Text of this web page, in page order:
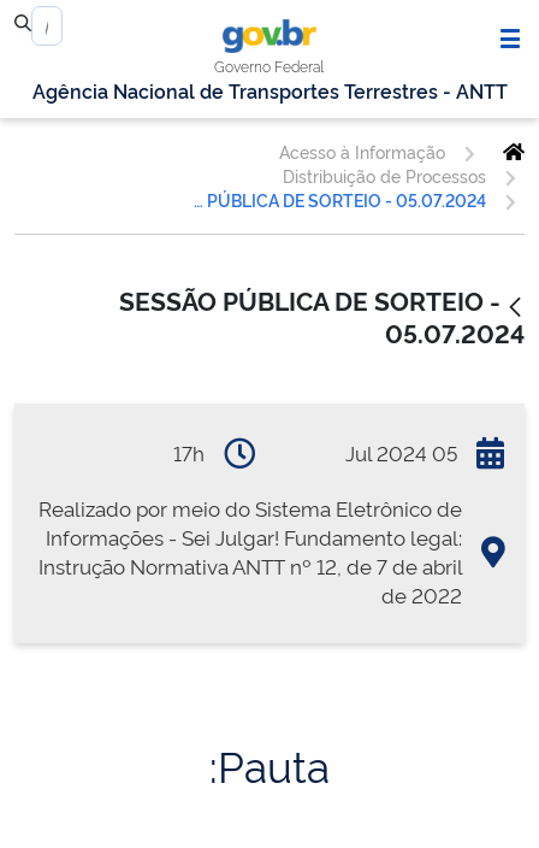
Governo Federal
Agência Nacional de Transportes Terrestres - ANTT
Acesso à Informação
Distribuição de Processos
SESSÃO PÚBLICA DE SORTEIO - 05.07.2024
SESSÃO PÚBLICA DE SORTEIO -
05.07.2024
05 Jul 2024
17h
Realizado por meio do Sistema Eletrônico de
Informações - Sei Julgar! Fundamento legal:
Instrução Normativa ANTT nº 12, de 7 de abril
de 2022
Pauta: